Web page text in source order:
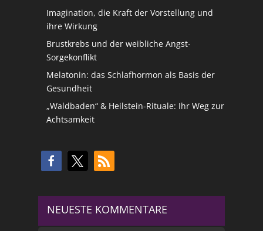
Imagination, die Kraft der Vorstellung und
ihre Wirkung
Brustkrebs und der weibliche Angst-
Sorgekonflikt
Melatonin: das Schlafhormon als Basis der
Gesundheit
„Waldbaden“ & Heilstein-Rituale: Ihr Weg zur
Achtsamkeit
NEUESTE KOMMENTARE